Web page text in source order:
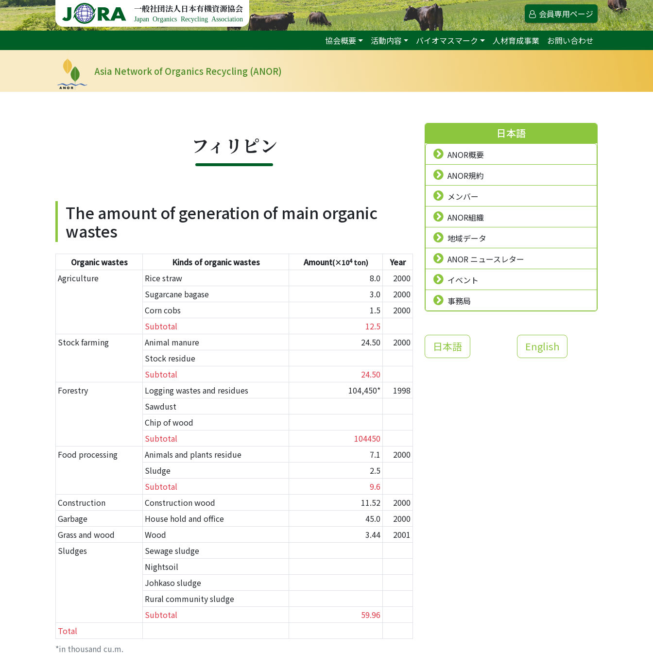
Skip to content 一般社団法人日本有機資源協会
Japan Organics Recycling Association 会員専用ページ
協会概要 活動内容 バイオマスマーク 人材育成事業 お問い合わせ
Asia Network of Organics Recycling (ANOR)
フィリピン
The amount of generation of main organic
wastes
*in thousand cu.m.
Organic wastes Kinds of organic wastes Amount(×104ton)
Year
Agriculture
Rice straw 8.0
2000
Sugarcane bagase
3.0
2000
Corn cobs
1.5
2000
Subtotal
12.5
Stock farming
Animal manure 24.50
2000
Stock residue
Subtotal
24.50
Forestry
Logging wastes and residues 104,450*
1998
Sawdust
Chip of wood
Subtotal
104450
Food processing
Animals and plants residue 7.1
2000
Sludge
2.5
Subtotal
9.6
Construction
Construction wood 11.52
2000
Garbage
House hold and office 45.0
2000
Grass and wood
Wood 3.44
2001
Sludges
Sewage sludge
Nightsoil
Johkaso sludge
Rural community sludge
Subtotal
59.96
Total
日本語
ANOR概要
ANOR規約
メンバー
ANOR組織
地域データ
ANOR ニュースレター
イベント
事務局
日本語 English